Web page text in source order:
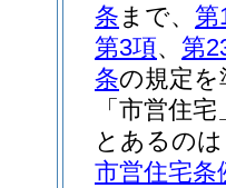
条 まで、 第
第3項、 第
条の規定
「市営住
とあるの
市営住宅条